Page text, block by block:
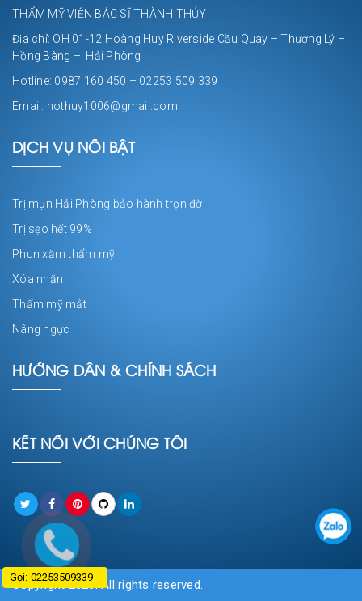
THẨM MỸ VIỆN BÁC SĨ THÀNH THỦY
Địa chỉ: OH 01-12 Hoàng Huy Riverside Cầu Quay – Thượng Lý –
Hồng Bàng – Hải Phòng
Hotline: 0987 160 450 – 02253 509 339
Email: hothuy1006@gmail.com
DỊCH VỤ NỔI BẬT
Trị mụn Hải Phòng bảo hành trọn đời
Trị sẹo hết 99%
Phun xăm thẩm mỹ
Xóa nhăn
Thẩm mỹ mắt
Nâng ngực
HƯỚNG DẪN & CHÍNH SÁCH
KẾT NỐI VỚI CHÚNG TÔI
Copyright 2020. All rights reserved.
Gọi: 02253509339